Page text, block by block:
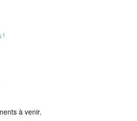
!
à venir.